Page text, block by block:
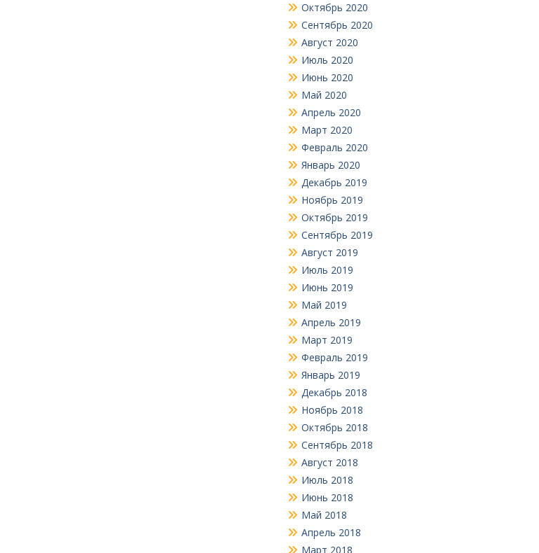
Октябрь 2020
Сентябрь 2020
Август 2020
Июль 2020
Июнь 2020
Май 2020
Апрель 2020
Март 2020
Февраль 2020
Январь 2020
Декабрь 2019
Ноябрь 2019
Октябрь 2019
Сентябрь 2019
Август 2019
Июль 2019
Июнь 2019
Май 2019
Апрель 2019
Март 2019
Февраль 2019
Январь 2019
Декабрь 2018
Ноябрь 2018
Октябрь 2018
Сентябрь 2018
Август 2018
Июль 2018
Июнь 2018
Май 2018
Апрель 2018
Март 2018